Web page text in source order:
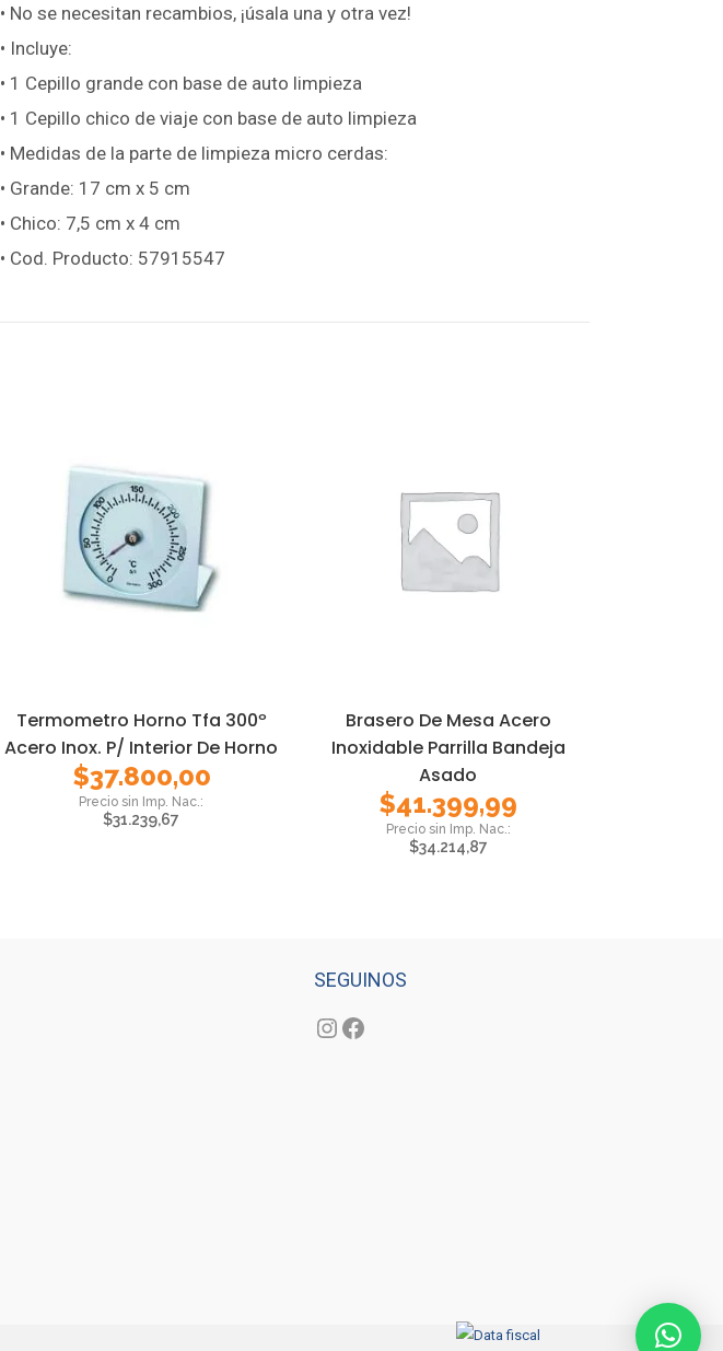
• No se necesitan recambios, ¡úsala una y otra vez!
• Incluye:
• 1 Cepillo grande con base de auto limpieza
• 1 Cepillo chico de viaje con base de auto limpieza
• Medidas de la parte de limpieza micro cerdas:
• Grande: 17 cm x 5 cm
• Chico: 7,5 cm x 4 cm
• Cod. Producto: 57915547
Termometro Horno Tfa 300º
Acero Inox. P/ Interior De Horno
$37.800,00
$31.239,67
Brasero De Mesa Acero
Inoxidable Parrilla Bandeja
Asado
$41.399,99
$34.214,87
SEGUINOS
Instagram
Facebook